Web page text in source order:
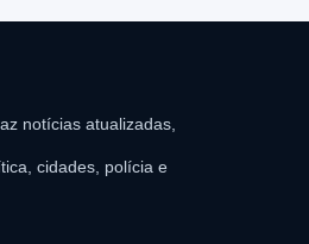
notícias atualizadas,
cidades, polícia e